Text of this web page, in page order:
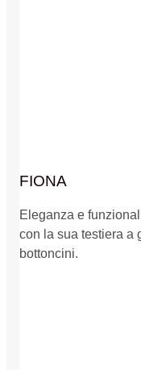
FIONA
Eleganza e
con la sua testiera a
bottoncini.